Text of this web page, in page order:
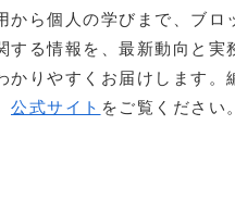
から個人の学びまで、ブロ
する情報を、最新動向と実
かりやすくお届けします。
公式サイト をご覧ください。